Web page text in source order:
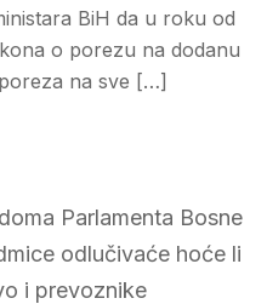
BiH da u roku od
o porezu na dodanu
na sve […]
Parlamenta Bosne
odlučivaće hoće li
i prevoznike